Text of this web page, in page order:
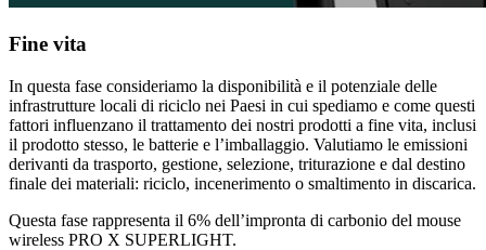
Fine vita
In questa fase consideriamo la disponibilità e il potenziale delle
infrastrutture locali di riciclo nei Paesi in cui spediamo e come questi
fattori influenzano il trattamento dei nostri prodotti a fine vita, inclusi
il prodotto stesso, le batterie e l’imballaggio. Valutiamo le emissioni
derivanti da trasporto, gestione, selezione, triturazione e dal destino
finale dei materiali: riciclo, incenerimento o smaltimento in discarica.
Questa fase rappresenta il 6% dell’impronta di carbonio del mouse
wireless PRO X SUPERLIGHT.